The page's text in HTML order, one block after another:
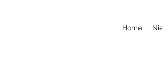
Home